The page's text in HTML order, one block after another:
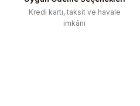
Kredi kartı, taksit ve havale
imkânı